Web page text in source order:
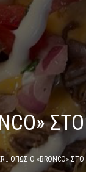
ΟΠΩΣ Ο «BRONCO»